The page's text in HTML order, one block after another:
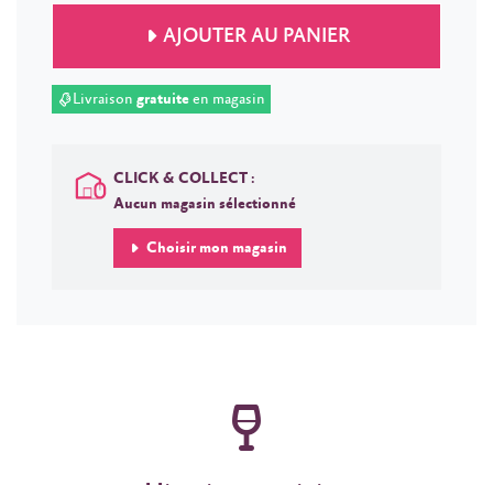
AJOUTER AU PANIER
Livraison gratuiteen magasin
CLICK & COLLECT :
Aucun magasin sélectionné
Choisir mon magasin